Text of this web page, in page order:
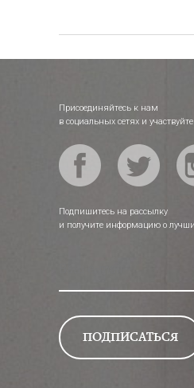
Присоединяйтесь к нам
в социальных сетях и
Подпишитесь на рассылку
и получите информацию о